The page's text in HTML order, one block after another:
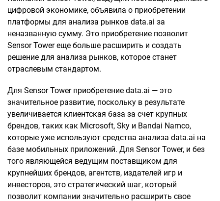
цифровой экономике, объявила о приобретении
платформы для анализа рынков data.ai за
неназванную сумму. Это приобретение позволит
Sensor Tower еще больше расширить и создать
решение для анализа рынков, которое станет
отраслевым стандартом.
Для Sensor Tower приобретение data.ai — это
значительное развитие, поскольку в результате
увеличивается клиентская база за счет крупных
брендов, таких как Microsoft, Sky и Bandai Namco,
которые уже используют средства анализа data.ai на
базе мобильных приложений. Для Sensor Tower, и без
того являющейся ведущим поставщиком для
крупнейших брендов, агентств, издателей игр и
инвесторов, это стратегический шаг, который
позволит компании значительно расширить свое